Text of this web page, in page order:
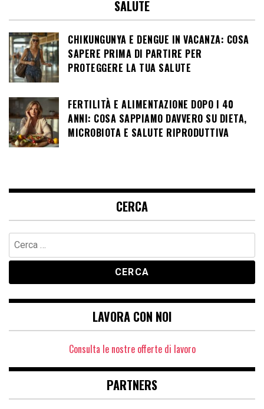
SALUTE
CHIKUNGUNYA E DENGUE IN VACANZA: COSA
SAPERE PRIMA DI PARTIRE PER
PROTEGGERE LA TUA SALUTE
FERTILITÀ E ALIMENTAZIONE DOPO I 40
ANNI: COSA SAPPIAMO DAVVERO SU DIETA,
MICROBIOTA E SALUTE RIPRODUTTIVA
CERCA
Ricerca
per:
LAVORA CON NOI
Consulta le nostre offerte di lavoro
PARTNERS